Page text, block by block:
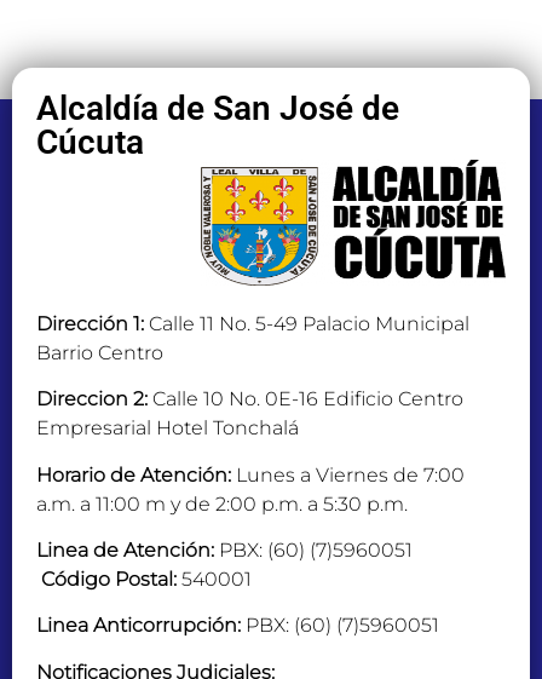
Alcaldía de San José de
Cúcuta
Dirección 1: Calle 11 No. 5-49 Palacio Municipal
Barrio Centro
Direccion 2: Calle 10 No. 0E-16 Edificio Centro
Empresarial Hotel Tonchalá
Horario de Atención: Lunes a Viernes de 7:00
a.m. a 11:00 m y de 2:00 p.m. a 5:30 p.m.
Linea de Atención: PBX: (60) (7)5960051
Código Postal: 540001
Linea Anticorrupción: PBX: (60) (7)5960051
Notificaciones Judiciales: